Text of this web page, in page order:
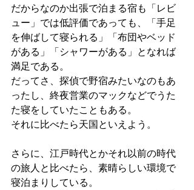
だからなのか出張で泊まる宿も「レビ
ュー」では低評価であっても、「手足
を伸ばして寝られる」「布団やベッド
がある」「シャワーがある」となれば
満足である。
だってさ、探偵で野宿みたいなのもあ
ったし、終夜営業のマックなどでうた
た寝をしていたこともある。
それに比べたら天国といえよう。
さらに、江戸時代とかそれ以前の時代
の旅人と比べたら、素晴らしい環境で
寝泊まりしている。